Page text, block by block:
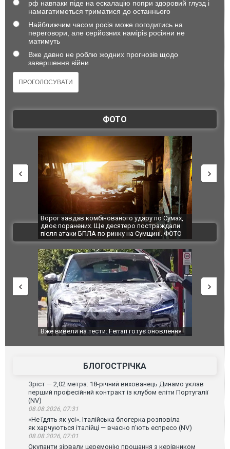
рф навпаки піде на ескалацію попри здоровий глузд і
намагатиметься триматися до останнього
Найближчим часом росія може погодитись на
переговори, але серйозних намірів росіяни не
матимуть
Вже давно не роблю жодних прогнозів щодо
завершення війни
ФОТО
удару по Сумах,
Ще десятеро постраждали
по ринку на Сумщині. ФОТО
За 2000 кілометрів від кордону з
Єкатеринбурзі після атаки дронів
склад Wildberries. ФОТО. ВІДЕО
ВІДЕО
Ferrari готує оновлення
Вийшов трейлер нової екранізації
БЛОГОСТРІЧКА
Зріст — 2,02 метра: 18-річний вихованець Динамо уклав
перший професійний контракт із клубом еліти Португалії
(NV)
08.08.2026, 07:31
«Не їдять як усі». Італійська блогерка розповіла
як харчуються італійці — вчасно п’ють еспресо (NV)
08.08.2026, 07:01
Окупанти зірвали церемонію прощання з керівником